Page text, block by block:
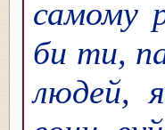
самому
би ти,
людей,